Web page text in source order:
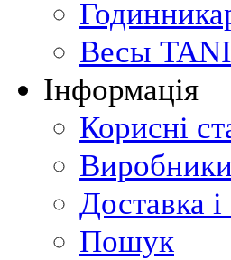
Весы
Інформація
Корисні
Виробники
Доставка і
Пошук